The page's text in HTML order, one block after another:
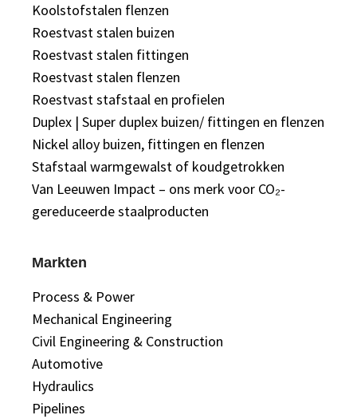
Koolstofstalen flenzen
Roestvast stalen buizen
Roestvast stalen fittingen
Roestvast stalen flenzen
Roestvast stafstaal en profielen
Duplex | Super duplex buizen/ fittingen en flenzen
Nickel alloy buizen, fittingen en flenzen
Stafstaal warmgewalst of koudgetrokken
Van Leeuwen Impact – ons merk voor CO₂-
gereduceerde staalproducten
Markten
Process & Power
Mechanical Engineering
Civil Engineering & Construction
Automotive
Hydraulics
Pipelines